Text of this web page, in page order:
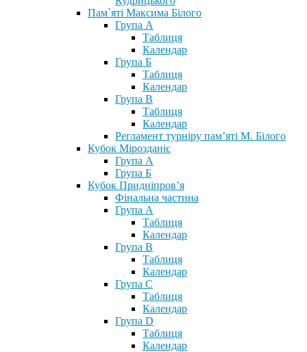
Пам`яті Максима Білого
Група А
Таблиця
Календар
Група Б
Таблиця
Календар
Група В
Таблиця
Календар
Регламент турніру пам’яті М. Білого
Кубок Мірозданіє
Група А
Група Б
Кубок Придніпров’я
Фінальна частина
Група А
Таблиця
Календар
Група В
Таблиця
Календар
Група С
Таблиця
Календар
Група D
Таблиця
Календар